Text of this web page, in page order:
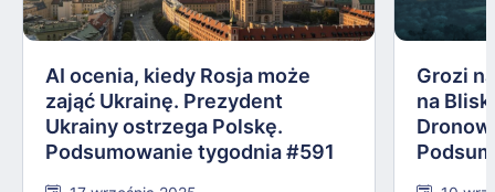
AI ocenia, kiedy Rosja może
zająć Ukrainę. Prezydent
Ukrainy ostrzega Polskę.
Podsumowanie tygodnia #591
Grozi
na